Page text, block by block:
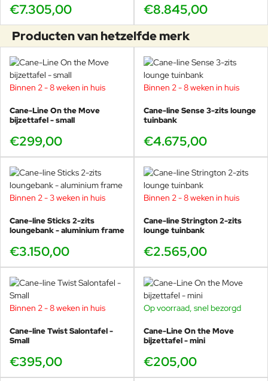
€7.305,00 €8.845,00
Producten van hetzelfde merk
Binnen 2 - 8 weken in huis
Cane-Line On the Move
bijzettafel - small
€299,00
Binnen 2 - 8 weken in huis
Cane-line Sense 3-zits lounge
tuinbank
€4.675,00
Binnen 2 - 3 weken in huis
Cane-line Sticks 2-zits
loungebank - aluminium frame
€3.150,00
Binnen 2 - 8 weken in huis
Cane-line Strington 2-zits
lounge tuinbank
€2.565,00
Binnen 2 - 8 weken in huis
Cane-line Twist Salontafel -
Small
€395,00
Op voorraad, snel bezorgd
Cane-Line On the Move
bijzettafel - mini
€205,00